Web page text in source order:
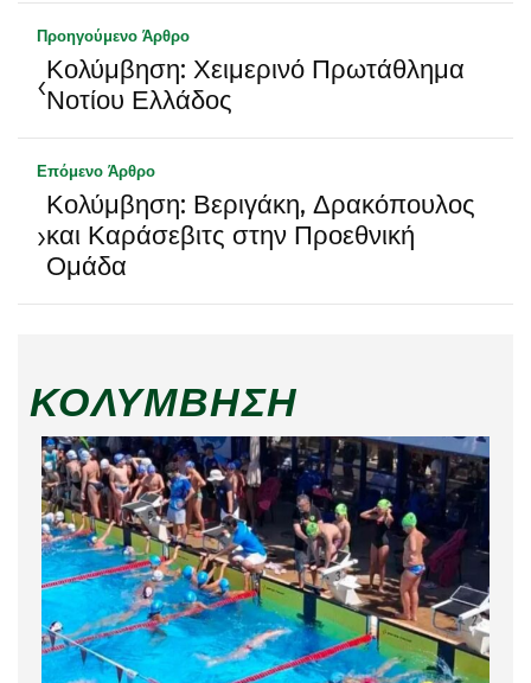
Προηγούμενο Άρθρο
‹Κολύμβηση: Χειμερινό Πρωτάθλημα
Νοτίου Ελλάδος
Επόμενο Άρθρο
›
Κολύμβηση: Βεριγάκη, Δρακόπουλος
και Καράσεβιτς στην Προεθνική
Ομάδα
ΚΟΛΎΜΒΗΣΗ